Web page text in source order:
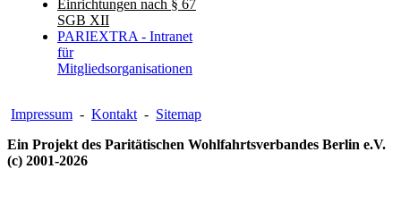
Einrichtungen nach § 67
SGB XII
PARIEXTRA - Intranet
für
Mitgliedsorganisationen
Impressum - Kontakt - Sitemap
Ein Projekt des Paritätischen Wohlfahrtsverbandes Berlin e.V.
(c) 2001-2026